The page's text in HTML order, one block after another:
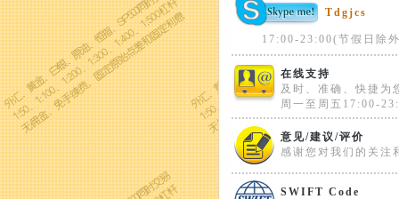
Tdgjcs
17:00-23:00(节假日除
在线支持
及时、准确、快捷为
周一至周五17:00-
意见/建议/评价
感谢您对我们的关注
SWIFT Code